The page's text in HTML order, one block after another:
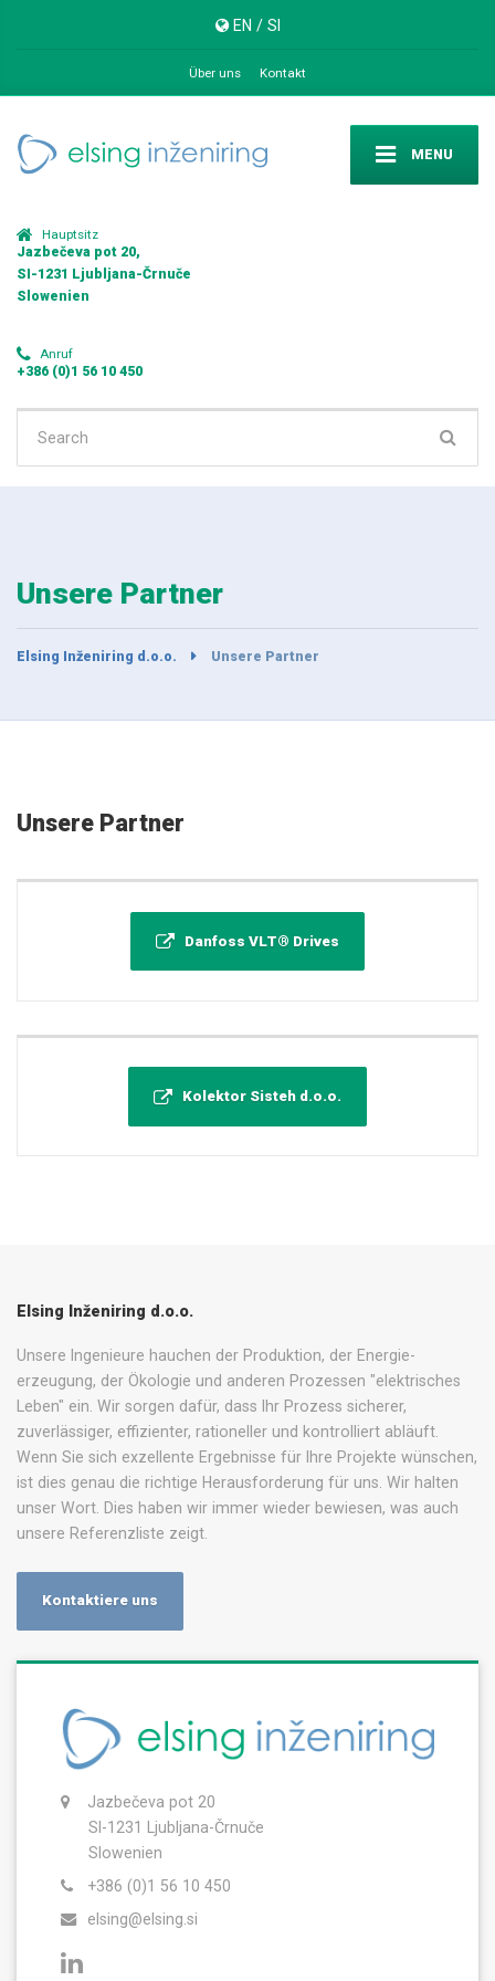
EN / SI
Über uns Kontakt
MENU
Hauptsitz
Jazbečeva pot 20,
SI-1231 Ljubljana-Črnuče
Slowenien
Anruf
+386 (0)1 56 10 450
for:
Unsere Partner
Elsing Inženiring d.o.o. Unsere Partner
Unsere Partner
Danfoss VLT® Drives
Kolektor Sisteh d.o.o.
Elsing Inženiring d.o.o.
Unsere Ingenieure hauchen der Produktion, der Energie-
erzeugung, der Ökologie und anderen Prozessen "elektrisches
Leben" ein. Wir sorgen dafür, dass Ihr Prozess sicherer,
zuverlässiger, effizienter, rationeller und kontrolliert abläuft.
Wenn Sie sich exzellente Ergebnisse für Ihre Projekte wünschen,
ist dies genau die richtige Herausforderung für uns. Wir halten
unser Wort. Dies haben wir immer wieder bewiesen, was auch
unsere Referenzliste zeigt.
Kontaktiere uns
Jazbečeva pot 20
SI-1231 Ljubljana-Črnuče
Slowenien
+386 (0)1 56 10 450
elsing@elsing.si